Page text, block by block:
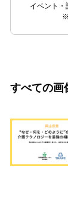
イベント・
※
すべての画